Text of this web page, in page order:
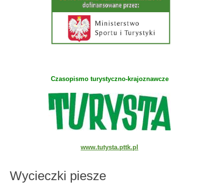
Czasopismo turystyczno-krajoznawcze
www.tutysta.pttk.pl
Wycieczki piesze